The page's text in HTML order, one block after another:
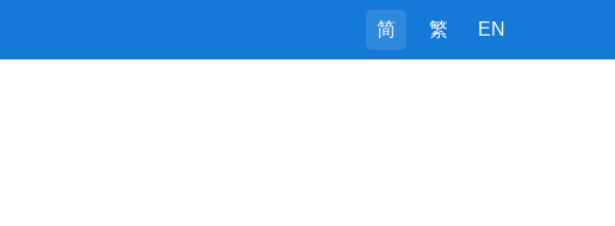
简 繁 EN